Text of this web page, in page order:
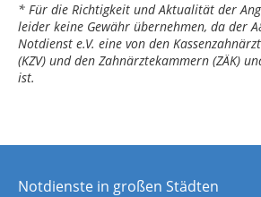
* Für die Richtigkeit und Aktualität der
leider keine Gewähr übernehmen, da der
Notdienst e.V. eine von den
(KZV) und den Zahnärztekammern (ZÄK)
ist.
Notdienste in großen Städten